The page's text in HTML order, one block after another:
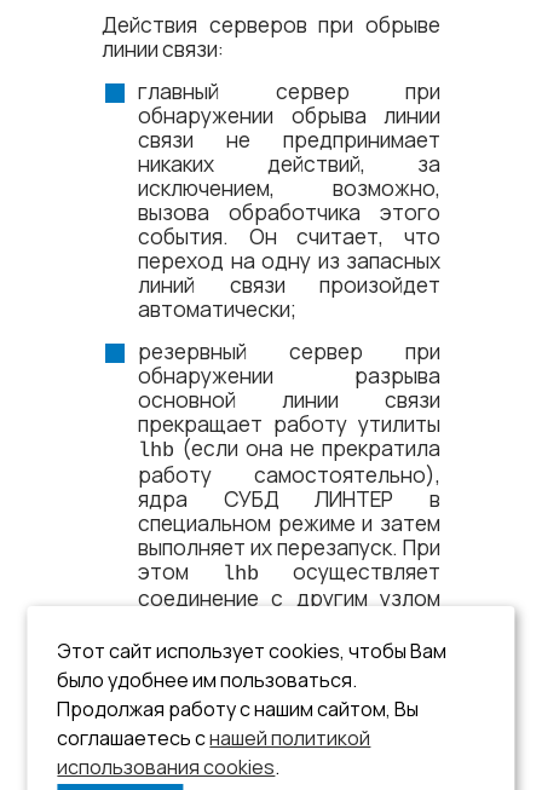
Действия серверов при обрыве
линии связи:
главный сервер при
обнаружении обрыва линии
связи не предпринимает
никаких действий, за
исключением, возможно,
вызова обработчика этого
события. Он считает, что
переход на одну из запасных
линий связи произойдет
автоматически;
резервный сервер при
обнаружении разрыва
основной линии связи
прекращает работу утилиты
lhb (если она не прекратила
работу самостоятельно),
ядра СУБД ЛИНТЕР в
специальном режиме и затем
выполняет их перезапуск. При
этом
lhb
осуществляет
соединение с другим узлом
разрыва запасной линии
связи резервный сервер не
предпринимает никаких
действий. Вызов обработчика
осуществляется при обрыве
любой линии связи.
Этот сайт использует cookies, чтобы Вам
было удобнее им пользоваться.
Продолжая работу с нашим сайтом, Вы
соглашаетесь снашей политикой
использования cookies.